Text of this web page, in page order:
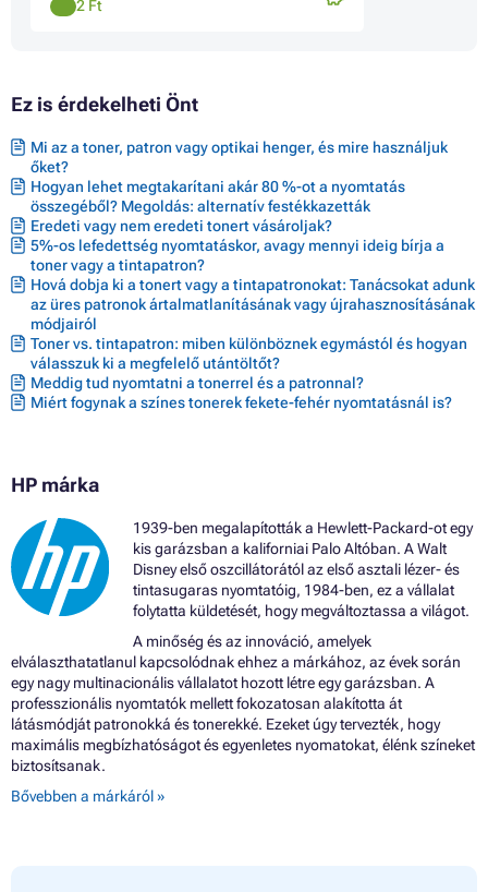
2 Ft
Ez is érdekelheti Önt
Mi az a toner, patron vagy optikai henger, és mire használjuk
őket?
Hogyan lehet megtakarítani akár 80 %-ot a nyomtatás
összegéből? Megoldás: alternatív festékkazetták
Eredeti vagy nem eredeti tonert vásároljak?
5%-os lefedettség nyomtatáskor, avagy mennyi ideig bírja a
toner vagy a tintapatron?
Hová dobja ki a tonert vagy a tintapatronokat: Tanácsokat adunk
az üres patronok ártalmatlanításának vagy újrahasznosításának
módjairól
Toner vs. tintapatron: miben különböznek egymástól és hogyan
válasszuk ki a megfelelő utántöltőt?
Meddig tud nyomtatni a tonerrel és a patronnal?
Miért fogynak a színes tonerek fekete-fehér nyomtatásnál is?
HP márka
1939-ben megalapították a Hewlett-Packard-ot egy
kis garázsban a kaliforniai Palo Altóban. A Walt
Disney első oszcillátorától az első asztali lézer- és
tintasugaras nyomtatóig, 1984-ben, ez a vállalat
folytatta küldetését, hogy megváltoztassa a világot.
A minőség és az innováció, amelyek
elválaszthatatlanul kapcsolódnak ehhez a márkához, az évek során
egy nagy multinacionális vállalatot hozott létre egy garázsban. A
professzionális nyomtatók mellett fokozatosan alakította át
látásmódját patronokká és tonerekké. Ezeket úgy tervezték, hogy
maximális megbízhatóságot és egyenletes nyomatokat, élénk színeket
biztosítsanak.
Bővebben a márkáról »